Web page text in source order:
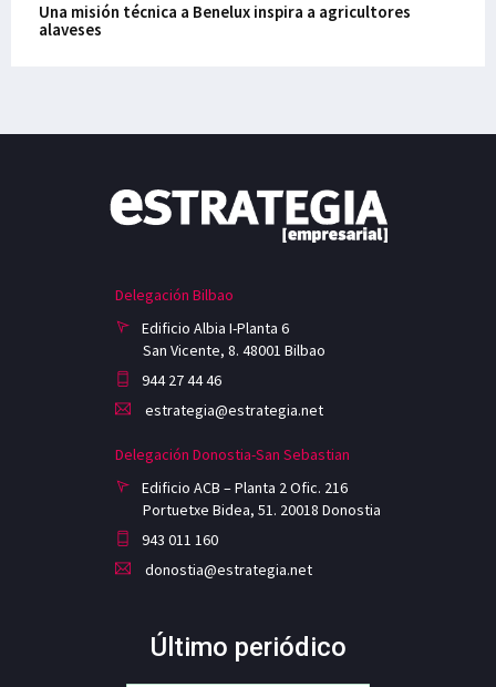
Una misión técnica a Benelux inspira a agricultores
alaveses
Delegación Bilbao
Edificio Albia I-Planta 6
San Vicente, 8. 48001 Bilbao
944 27 44 46
estrategia@estrategia.net
Delegación Donostia-San Sebastian
Edificio ACB – Planta 2 Ofic. 216
Portuetxe Bidea, 51. 20018 Donostia
943 011 160
donostia@estrategia.net
Último periódico